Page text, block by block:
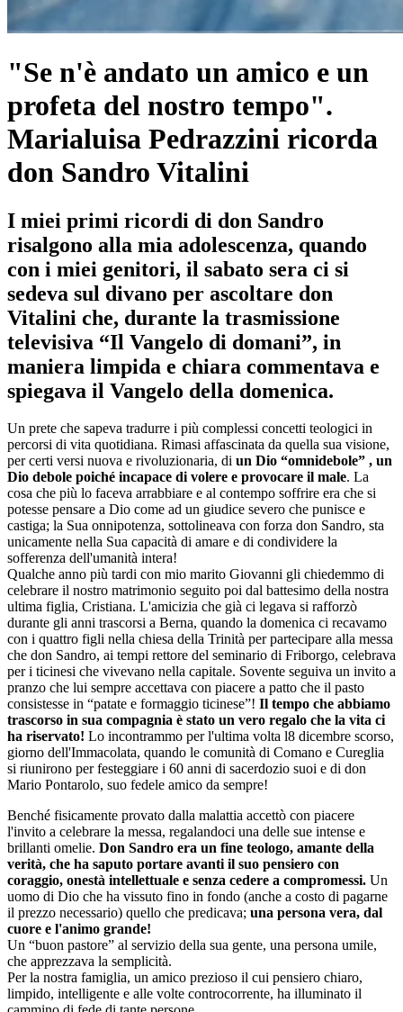
"Se n'è andato un amico e un
profeta del nostro tempo".
Marialuisa Pedrazzini ricorda
don Sandro Vitalini
I miei primi ricordi di don Sandro
risalgono alla mia adolescenza, quando
con i miei genitori, il sabato sera ci si
sedeva sul divano per ascoltare don
Vitalini che, durante la trasmissione
televisiva “Il Vangelo di domani”, in
maniera limpida e chiara commentava e
spiegava il Vangelo della domenica.
Un prete che sapeva tradurre i più complessi concetti teologici in
percorsi di vita quotidiana. Rimasi affascinata da quella sua visione,
per certi versi nuova e rivoluzionaria, di un Dio “omnidebole” , un
Dio debole poiché incapace di volere e provocare il male. La
cosa che più lo faceva arrabbiare e al contempo soffrire era che si
potesse pensare a Dio come ad un giudice severo che punisce e
castiga; la Sua onnipotenza, sottolineava con forza don Sandro, sta
unicamente nella Sua capacità di amare e di condividere la
sofferenza dell'umanità intera!
Qualche anno più tardi con mio marito Giovanni gli chiedemmo di
celebrare il nostro matrimonio seguito poi dal battesimo della nostra
ultima figlia, Cristiana. L'amicizia che già ci legava si rafforzò
durante gli anni trascorsi a Berna, quando la domenica ci recavamo
con i quattro figli nella chiesa della Trinità per partecipare alla messa
che don Sandro, ai tempi rettore del seminario di Friborgo, celebrava
per i ticinesi che vivevano nella capitale. Sovente seguiva un invito a
pranzo che lui sempre accettava con piacere a patto che il pasto
consistesse in “patate e formaggio ticinese”! Il tempo che abbiamo
trascorso in sua compagnia è stato un vero regalo che la vita ci
ha riservato! Lo incontrammo per l'ultima volta l8 dicembre scorso,
giorno dell'Immacolata, quando le comunità di Comano e Cureglia
si riunirono per festeggiare i 60 anni di sacerdozio suoi e di don
Mario Pontarolo, suo fedele amico da sempre!
Benché fisicamente provato dalla malattia accettò con piacere
l'invito a celebrare la messa, regalandoci una delle sue intense e
brillanti omelie. Don Sandro era un fine teologo, amante della
verità, che ha saputo portare avanti il suo pensiero con
coraggio, onestà intellettuale e senza cedere a compromessi. Un
uomo di Dio che ha vissuto fino in fondo (anche a costo di pagarne
il prezzo necessario) quello che predicava; una persona vera, dal
cuore e l'animo grande!
Un “buon pastore” al servizio della sua gente, una persona umile,
che apprezzava la semplicità.
Per la nostra famiglia, un amico prezioso il cui pensiero chiaro,
limpido, intelligente e alle volte controcorrente, ha illuminato il